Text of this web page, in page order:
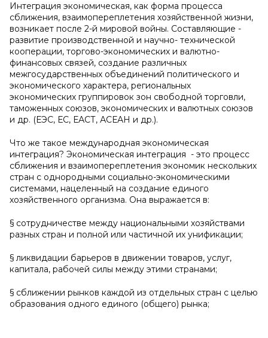
Интеграция экономическая, как форма процесса
сближения, взаимопереплетения хозяйственной жизни,
возникает после 2-й мировой войны. Составляющие -
развитие производственной и научно- технической
кооперации, торгово-экономических и валютно-
финансовых связей, создание различных
межгосударственных объединений политического и
экономического характера, региональных
экономических группировок зон свободной торговли,
таможенных союзов, экономических и валютных союзов
и др. (ЕЭС, ЕС, ЕАСТ, АСЕАН и др.).
Что же такое международная экономическая
интеграция? Экономическая интеграция - это процесс
сближения и взаимопереплетения экономик нескольких
стран с однородными социально-экономическими
системами, нацеленный на создание единого
хозяйственного организма. Она выражается в:
§ сотрудничестве между национальными хозяйствами
разных стран и полной или частичной их унификации;
§ ликвидации барьеров в движении товаров, услуг,
капитала, рабочей силы между этими странами;
§ сближении рынков каждой из отдельных стран с целью
образования одного единого (общего) рынка;